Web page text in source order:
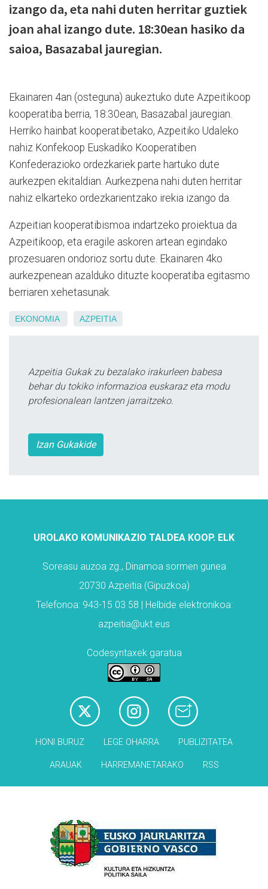
izango da, eta nahi duten herritar guztiek
joan ahal izango dute. 18:30ean hasiko da
saioa, Basazabal jauregian.
Ekainaren 4an (osteguna) aukeztuko dute Azpeitikoop
kooperatiba berria, 18:30ean, Basazabal jauregian.
Herriko hainbat kooperatibetako, Azpeitiko Udaleko
nahiz Konfekoop Euskadiko Kooperatiben
Konfederazioko ordezkariek parte hartuko dute
aurkezpen ekitaldian. Aurkezpena nahi duten herritar
nahiz elkarteko ordezkarientzako irekia izango da.
Azpeitian kooperatibismoa indartzeko proiektua da
Azpeitikoop, eta eragile askoren artean egindako
prozesuaren ondorioz sortu dute. Ekainaren 4ko
aurkezpenean azalduko dituzte kooperatiba egitasmo
berriaren xehetasunak.
EKONOMIA AZPEITIA
Azpeitia Gukak zu bezalako irakurleen babesa
behar du tokiko informazioa euskaraz eta modu
profesionalean lantzen jarraitzeko.
Izan Gukakide
UROLAKO KOMUNIKAZIO TALDEA KOOP. ELK
Soreasu auzoa zg., Dinamoa sormen gunea
20730 Azpeitia (Gipuzkoa)
Telefonoa: 943-15 03 58 | Helbide elektronikoa:
azpeitia@ukt.eus
Codesyntaxek garatua
HONI BURUZ LEGE OHARRA PUBLIZITATEA
ARAUAK HARREMANETARAKO RSS